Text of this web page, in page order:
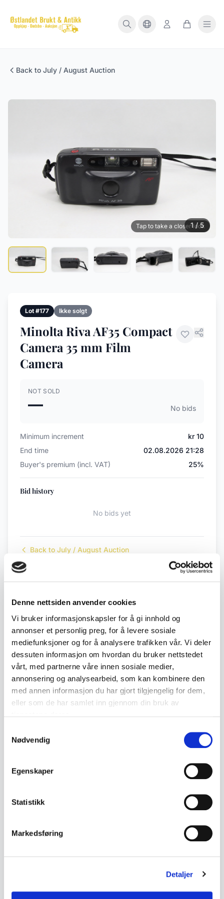
Denne nettsiden anvender cookies
Vi bruker informasjonskapsler for å gi innhold og
annonser et personlig preg, for å levere sosiale
mediefunksjoner og for å analysere trafikken vår. Vi deler
dessuten informasjon om hvordan du bruker nettstedet
vårt, med partnerne våre innen sosiale medier,
annonsering og analysearbeid, som kan kombinere den
med annen informasjon du har gjort tilgjengelig for dem,
eller som de har samlet inn gjennom din bruk av
Nødvendig
Egenskaper
Statistikk
Markedsføring
Detaljer
Back to July / August Auction
Tap to take a closer look
1 / 5
Lot #177 Ikke solgt
Minolta Riva AF35 Compact
Camera 35 mm Film
Camera
NOT SOLD
— No bids
Minimum increment
kr 10
End time
02.08.2026 21:28
Buyer's premium (incl. VAT)
25%
Bid history
No bids yet
Back to July / August Auction
#176
Description
Minolta Riva AF35 compact camera for 35 mm
film with autofocus and built-in flash.
• Wrist strap included
• Appears older, likely from the 1990s
• Dimensions: